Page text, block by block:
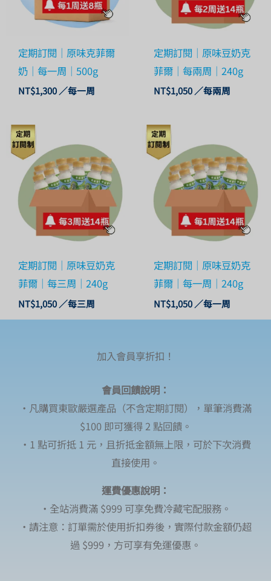
定期訂閱｜原味克菲爾
奶｜每一周｜500g
NT$1,300 ／每一周
定期訂閱｜原味豆奶克
菲爾｜每兩周｜240g
NT$1,050 ／每兩周
定期訂閱｜原味豆奶克
菲爾｜每三周｜240g
NT$1,050 ／每三周
定期訂閱｜原味豆奶克
菲爾｜每一周｜240g
NT$1,050 ／每一周
加入會員享折扣！
會員回饋說明：
・凡購買東歐嚴選產品（不含定期訂閱），單筆消費滿
$100 即可獲得 2 點回饋。
・1 點可折抵 1 元，且折抵金額無上限，可於下次消費
直接使用。
運費優惠說明：
・全站消費滿 $999 可享免費冷藏宅配服務。
・請注意：訂單需於使用折扣券後，實際付款金額仍超
過 $999，方可享有免運優惠。